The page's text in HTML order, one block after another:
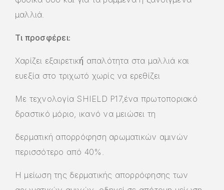
μαλλιά.
Τι προσφέρει:
Χαρίζει εξαιρετική́ απαλότητα στα μαλλιά και
ευεξία στο τριχωτό χωρίς να ερεθίζει
Με τεχνολογία SHIELD P17,ένα πρωτοποριακό
δραστικό μόριο, ικανό να μειώσει τη
δερματική απορρόφηση αρωματικών αμινών
περισσότερο από 40%.
Η μείωση της δερματικής απορρόφησης των